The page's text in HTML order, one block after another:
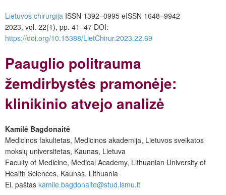
Lietuvos chirurgija ISSN 1392–0995 eISSN 1648–9942
2023, vol. 22(1), pp. 41–47 DOI:
https://doi.org/10.15388/LietChirur.2023.22.69
Paauglio politrauma
žemdirbystės pramonėje:
klinikinio atvejo analizė
Kamilė Bagdonaitė
Medicinos fakultetas, Medicinos akademija, Lietuvos sveikatos
mokslų universitetas, Kaunas, Lietuva
Faculty of Medicine, Medical Academy, Lithuanian University of
Health Sciences, Kaunas, Lithuania
El. paštas kamile.bagdonaite@stud.lsmu.lt